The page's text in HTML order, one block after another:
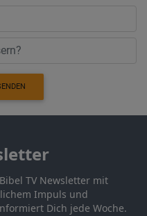
TV Newsletter mit
Impuls und
Dich jede Woche.